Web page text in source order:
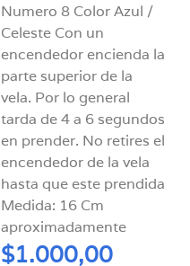
Numero 8 Color Azul /
Celeste Con un
encendedor encienda la
parte superior de la
vela. Por lo general
tarda de 4 a 6 segundos
en prender. No retires el
encendedor de la vela
hasta que este prendida
Medida: 16 Cm
aproximadamente
$1.000,00